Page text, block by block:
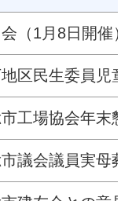
（1月8日開催）
区民生委員児
工場協会年末懇
議会議員実母葬